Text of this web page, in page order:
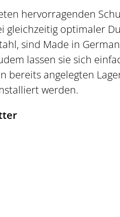
hervorragenden
gleichzeitig optimaler
sind Made in
lassen sie sich
bereits angelegten
werden.